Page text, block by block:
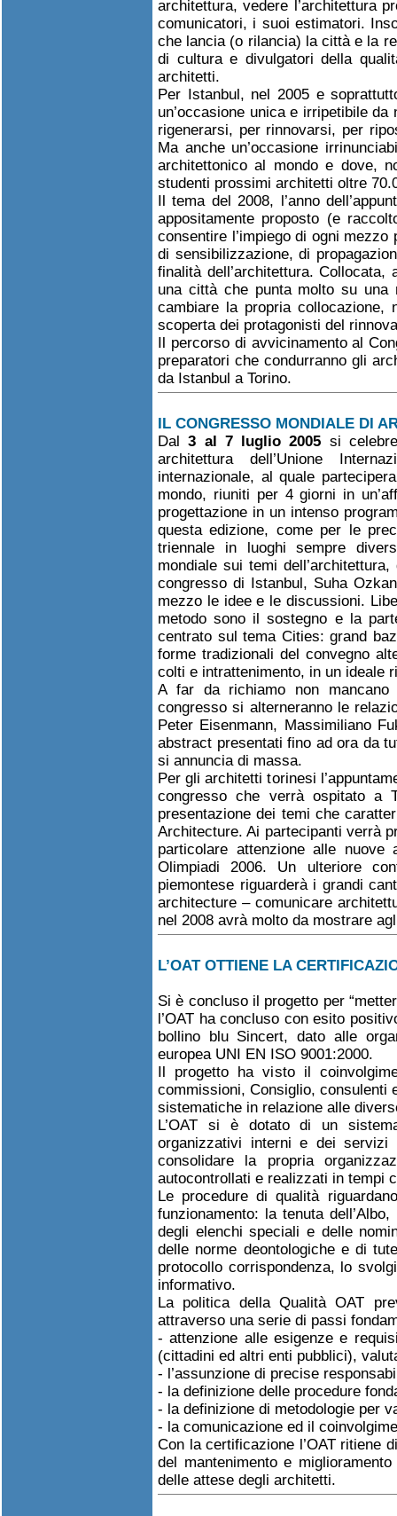
architettura, vedere l’architettura
comunicatori, i suoi estimatori.
che lancia (o rilancia) la città e la
di cultura e divulgatori della
architetti.
Per Istanbul, nel 2005 e
un’occasione unica e irripetibile
rigenerarsi, per rinnovarsi, per
Ma anche un’occasione
architettonico al mondo e dove,
studenti prossimi architetti oltre
Il tema del 2008, l’anno
appositamente proposto (e
consentire l’impiego di ogni
di sensibilizzazione, di
finalità dell’architettura.
una città che punta molto su una
cambiare la propria collocazione,
scoperta dei protagonisti del
Il percorso di avvicinamento al
preparatori che condurranno gli
da Istanbul a Torino.
IL CONGRESSO MONDIALE DI
Dal3 al 7 luglio 2005 si
architettura dell’Unione
internazionale, al quale
mondo, riuniti per 4 giorni in
progettazione in un intenso
questa edizione, come per le
triennale in luoghi sempre
mondiale sui temi
congresso di Istanbul, Suha
mezzo le idee e le discussioni.
metodo sono il sostegno e la
centrato sul tema Cities: grand
forme tradizionali del convegno
colti e intrattenimento, in un ideale
A far da richiamo non mancano
congresso si alterneranno le
Peter Eisenmann, Massimiliano
abstract presentati fino ad ora da
si annuncia di massa.
Per gli architetti torinesi
congresso che verrà ospitato a
presentazione dei temi che
Architecture. Ai partecipanti verrà
particolare attenzione alle
Olimpiadi 2006. Un ulteriore
piemontese riguarderà i grandi
architecture – comunicare
nel 2008 avrà molto da mostrare
L’OAT OTTIENE LA
Si è concluso il progetto per
l’OAT ha concluso con esito
bollino blu Sincert, dato alle
europea UNI EN ISO 9001:2000.
Il progetto ha visto il
commissioni, Consiglio, consulenti
sistematiche in relazione alle
L’OAT si è dotato di un
organizzativi interni e dei
consolidare la propria
autocontrollati e realizzati in tempi
Le procedure di qualità
funzionamento: la tenuta
degli elenchi speciali e delle
delle norme deontologiche e di
protocollo corrispondenza, lo
informativo.
La politica della Qualità OAT
attraverso una serie di passi
- attenzione alle esigenze e
(cittadini ed altri enti pubblici),
- l’assunzione di precise
- la definizione delle procedure
- la definizione di metodologie per
- la comunicazione ed il
Con la certificazione l’OAT ritiene
del mantenimento e
delle attese degli architetti.